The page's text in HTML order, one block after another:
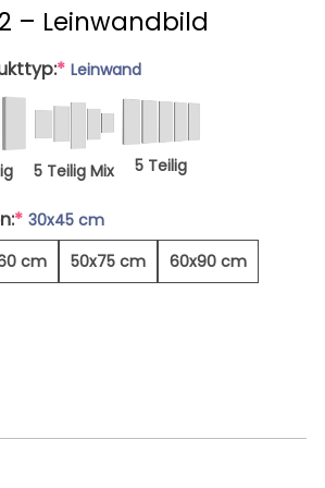
– Leinwandbild
* Leinwand
5 Teilig Mix 5 Teilig
* 30x45 cm
cm 50x75 cm 60x90 cm